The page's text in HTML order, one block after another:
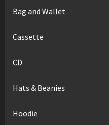
Bag and Wallet
Cassette
CD
Hats & Beanies
Hoodie